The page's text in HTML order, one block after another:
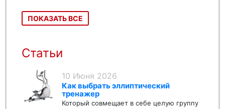
ПОКАЗАТЬ ВСЕ
Статьи
10 Июня 2026
Как выбрать эллиптический
тренажер
Который совмещает в себе целую группу